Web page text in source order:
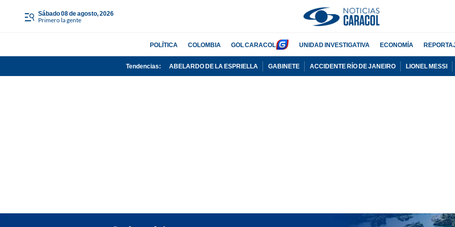
sábado 08 de agosto, 2026
Primero la gente
POLÍTICA COLOMBIA GOL CARACOL UNIDAD INVESTIGATIVA ECONOMÍA
Tendencias: ABELARDO DE LA ESPRIELLA GABINETE ACCIDENTE RÍO DE JANEIRO LIONEL MESSI